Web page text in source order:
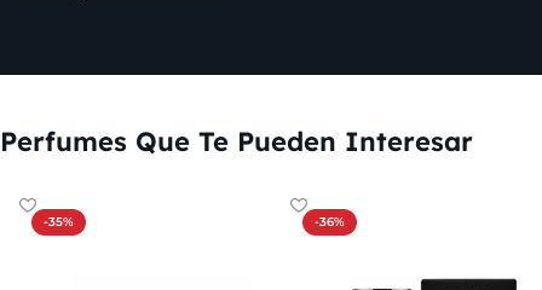
Perfumes Que Te Pueden Interesar
-35% -36%